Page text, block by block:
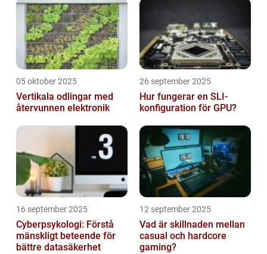
05 oktober 2025
Vertikala odlingar med
återvunnen elektronik
26 september 2025
Hur fungerar en SLI-
konfiguration för GPU?
16 september 2025
Cyberpsykologi: Förstå
mänskligt beteende för
bättre datasäkerhet
12 september 2025
Vad är skillnaden mellan
casual och hardcore
gaming?